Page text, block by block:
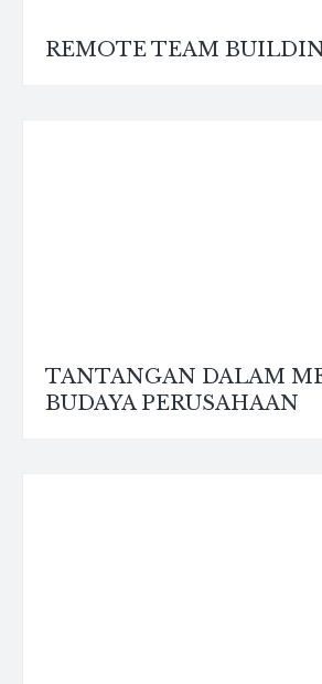
REMOTE TEAM
TANTANGAN DALAM
BUDAYA PERUSAHAAN